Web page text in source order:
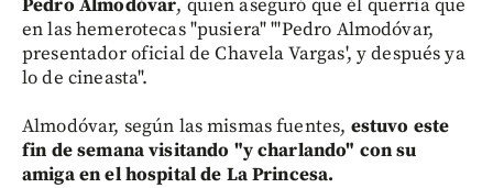
Pedro Almodóvar, quien aseguró que él querría que
en las hemerotecas "pusiera" "'Pedro Almodóvar,
presentador oficial de Chavela Vargas', y después ya
lo de cineasta".
Almodóvar, según las mismas fuentes, estuvo este
fin de semana visitando "y charlando" con su
amiga en el hospital de La Princesa.